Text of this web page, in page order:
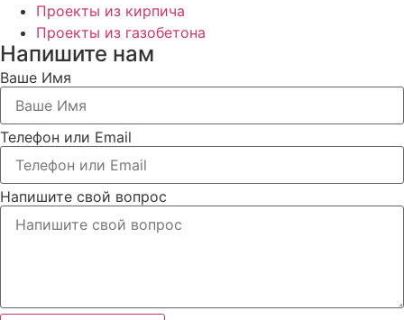
Проекты из кирпича
Проекты из газобетона
Напишите нам
Ваше Имя
Телефон или Email
Напишите свой вопрос